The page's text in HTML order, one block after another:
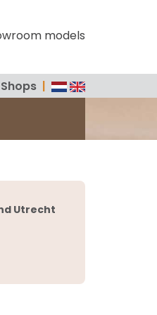
models
Shops |
Utrecht